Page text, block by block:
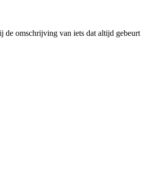
omschrijving van iets dat altijd gebeurt​